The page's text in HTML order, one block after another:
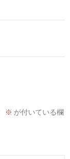
※ が付いている欄